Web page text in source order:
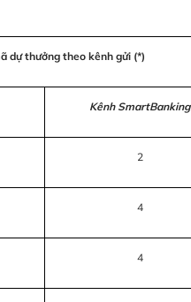
dự thưởng theo kênh gửi (*)
Kênh SmartBanking
2
4
4